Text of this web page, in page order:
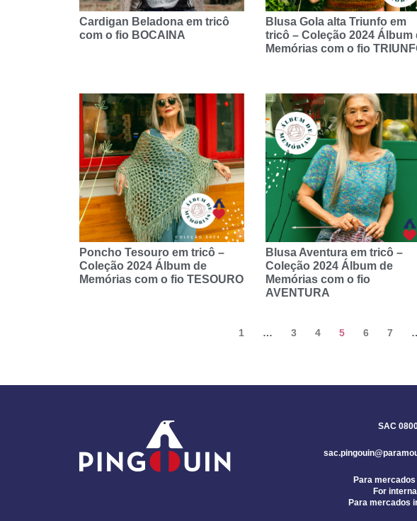
Cardigan Beladona em tricô
com o fio BOCAINA
Blusa Gola alta Triunfo em
tricô – Coleção 2024 Álbum
Memórias com o fio
Poncho Tesouro em tricô –
Coleção 2024 Álbum de
Memórias com o fio TESOURO
Blusa Aventura em tricô –
Coleção 2024 Álbum de
Memórias com o fio
AVENTURA
1 … 3 4 5 6 7
SAC
Para
For
Para mercados